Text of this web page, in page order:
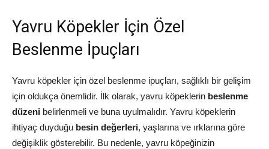
Yavru Köpekler İçin Özel
Beslenme İpuçları
Yavru köpekler için özel beslenme ipuçları, sağlıklı bir gelişim
için oldukça önemlidir. İlk olarak, yavru köpeklerin beslenme
düzeni belirlenmeli ve buna uyulmalıdır. Yavru köpeklerin
ihtiyaç duyduğu besin değerleri, yaşlarına ve ırklarına göre
değişiklik gösterebilir. Bu nedenle, yavru köpeğinizin